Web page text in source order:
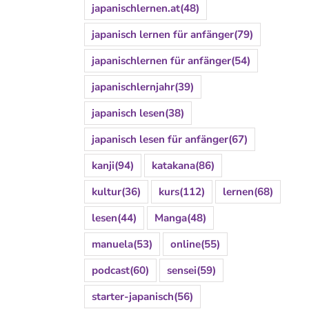
japanischlernen.at(48)
japanisch lernen für anfänger(79)
japanischlernen für anfänger(54)
japanischlernjahr(39)
japanisch lesen(38)
japanisch lesen für anfänger(67)
kanji(94) katakana(86)
kultur(36) kurs(112) lernen(68)
lesen(44) Manga(48)
manuela(53) online(55)
podcast(60) sensei(59)
starter-japanisch(56)